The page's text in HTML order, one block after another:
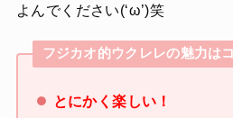
よんでください(‘ω’)笑
フジカオ的ウクレレの魅力は
とにかく楽しい！